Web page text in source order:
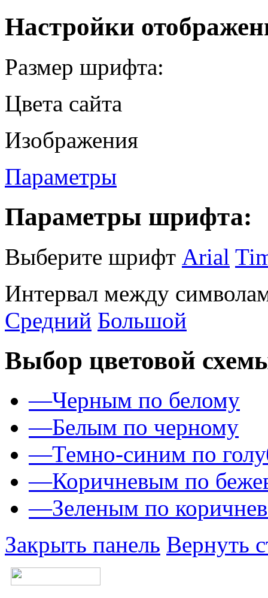
Настройки
Размер шрифта:
Цвета сайта
Изображения
Параметры
Параметры шрифта:
Выберите шрифт Arial
Интервал между
Средний Большой
Выбор цветовой
—Черным по белому
—Белым по черному
—Темно-синим по
—Коричневым по
—Зеленым по
Закрыть панель Вернуть